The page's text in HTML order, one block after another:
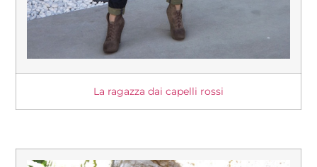
La ragazza dai capelli rossi